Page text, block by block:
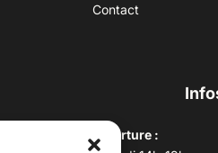
Contact
Horaires d’ouverture :